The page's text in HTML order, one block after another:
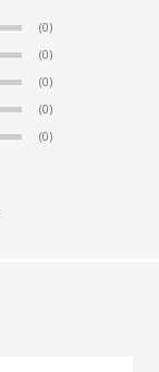
(0)
(0)
(0)
(0)
(0)